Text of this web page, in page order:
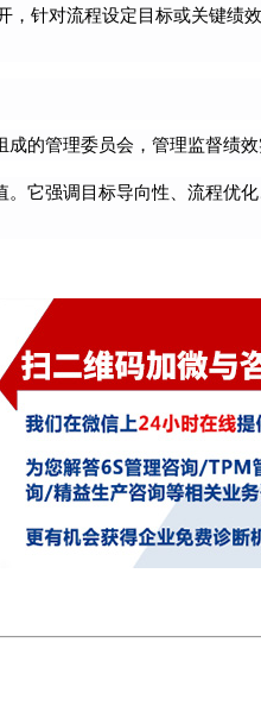
针对流程设定目标或关键
的管理委员会，管理监督绩
它强调目标导向性、流程优